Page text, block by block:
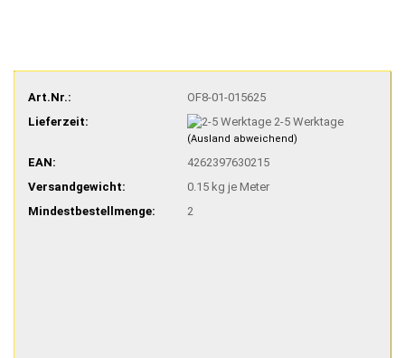
Art.Nr.:
OF8-01-015625
Lieferzeit:
2-5 Werktage
(Ausland abweichend)
EAN:
4262397630215
Versandgewicht:
0.15kg je Meter
Mindestbestellmenge:
2